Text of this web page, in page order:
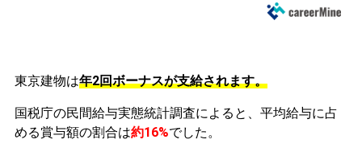
東京建物は年2回ボーナスが支給されます。
国税庁の民間給与実態統計調査によると、平均給与に占
める賞与額の割合は約16%でした。